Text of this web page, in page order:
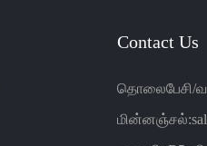
Contact Us
தொலைபேசி/
மின்னஞ்சல்: